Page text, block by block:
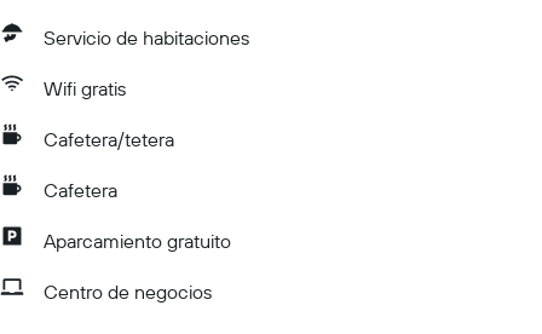
Servicio de habitaciones
Wifi gratis
Cafetera/tetera
Cafetera
Aparcamiento gratuito
Centro de negocios